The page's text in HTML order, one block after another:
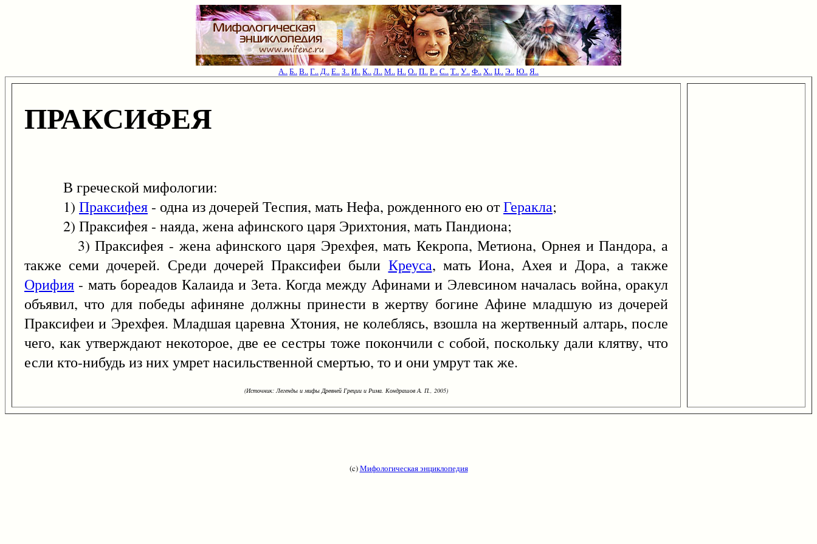
А..Б..В..Г..Д..Е..З..И..К..Л..М..Н..О..П..Р..С..Т..У..Ф..Х..Ц..Э..Ю..Я..
ПРАКСИФЕЯ
В греческой мифологии:
1) Праксифея - одна из дочерей Теспия, мать Нефа, рожденного ею отГеракла;
2) Праксифея - наяда, жена афинского царя Эрихтония, мать Пандиона;
3) Праксифея - жена афинского царя Эрехфея, мать Кекропа, Метиона, Орнея и Пандора, а
также семи дочерей. Среди дочерей Праксифеи были Креуса, мать Иона, Ахея и Дора, а также
Орифия - мать бореадов Калаида и Зета. Когда между Афинами и Элевсином началась война, оракул
объявил, что для победы афиняне должны принести в жертву богине Афине младшую из дочерей
Праксифеи и Эрехфея. Младшая царевна Хтония, не колеблясь, взошла на жертвенный алтарь, после
чего, как утверждают некоторое, две ее сестры тоже покончили с собой, поскольку дали клятву, что
если кто-нибудь из них умрет насильственной смертью, то и они умрут так же.
(Источник: Легенды и мифы Древней Греции и Рима. Кондрашов А. П., 2005)
(c)Мифологическая энциклопедия